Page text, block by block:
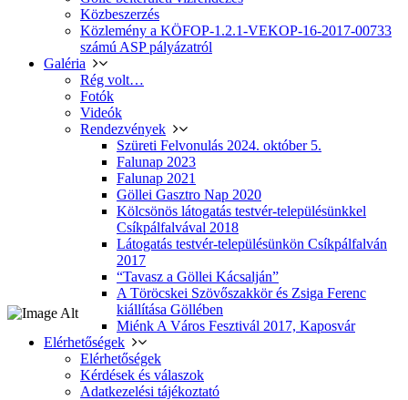
Közbeszerzés
Közlemény a KÖFOP-1.2.1-VEKOP-16-2017-00733
számú ASP pályázatról
Galéria
Rég volt…
Fotók
Videók
Rendezvények
Szüreti Felvonulás 2024. október 5.
Falunap 2023
Falunap 2021
Göllei Gasztro Nap 2020
Kölcsönös látogatás testvér-településünkkel
Csíkpálfalvával 2018
Látogatás testvér-településünkön Csíkpálfalván
2017
“Tavasz a Göllei Kácsalján”
A Töröcskei Szövőszakkör és Zsiga Ferenc
kiállítása Göllében
Miénk A Város Fesztivál 2017, Kaposvár
Elérhetőségek
Elérhetőségek
Kérdések és válaszok
Adatkezelési tájékoztató